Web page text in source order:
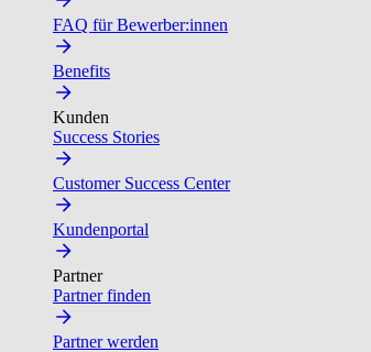
FAQ für Bewerber:innen
Benefits
Kunden
Success Stories
Customer Success Center
Kundenportal
Partner
Partner finden
Partner werden